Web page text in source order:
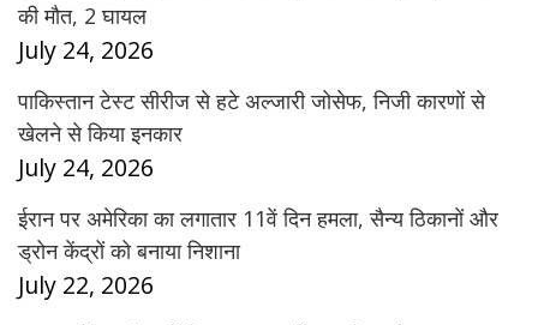
की मौत, 2 घायल
July 24, 2026
पाकिस्तान टेस्ट सीरीज से हटे अल्जारी जोसेफ, निजी कारणों से
खेलने से किया इनकार
July 24, 2026
ईरान पर अमेरिका का लगातार 11वें दिन हमला, सैन्य ठिकानों और
ड्रोन केंद्रों को बनाया निशाना
July 22, 2026